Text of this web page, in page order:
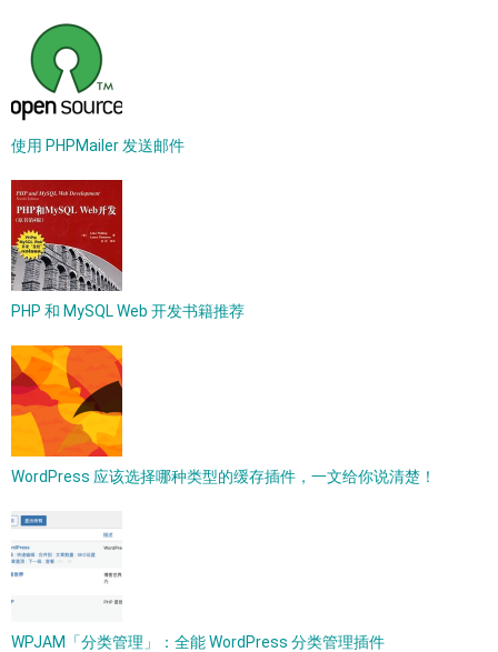
使用 PHPMailer 发送邮件
PHP 和 MySQL Web 开发书籍推荐
WordPress 应该选择哪种类型的缓存插件，一文给你说清楚！
WPJAM「分类管理」：全能 WordPress 分类管理插件